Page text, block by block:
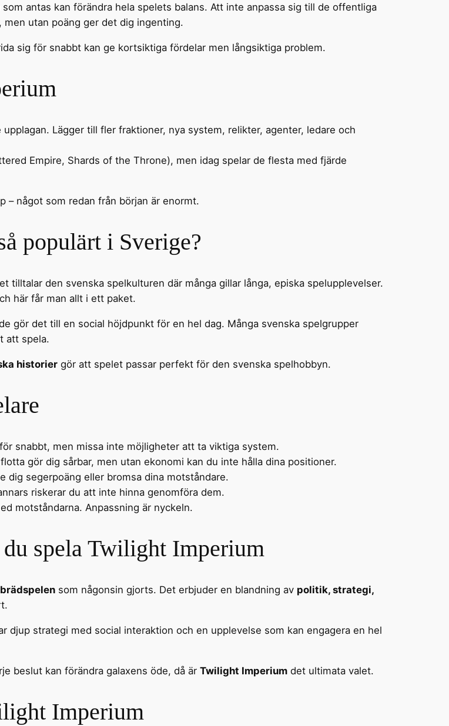
som antas kan förändra hela spelets balans. Att inte anpassa sig till de offentliga
men utan poäng ger det dig ingenting.
sig för snabbt kan ge kortsiktiga fördelar men långsiktiga problem.
Lägger till fler fraktioner, nya system, relikter, agenter, ledare och
Empire, Shards of the Throne), men idag spelar de flesta med fjärde
– något som redan från början är enormt.
populärt i Sverige?
tilltalar den svenska spelkulturen där många gillar långa, episka spelupplevelser.
här får man allt i ett paket.
gör det till en social höjdpunkt för en hel dag. Många svenska spelgrupper
att spela.
historier gör att spelet passar perfekt för den svenska spelhobbyn.
snabbt, men missa inte möjligheter att ta viktiga system.
gör dig sårbar, men utan ekonomi kan du inte hålla dina positioner.
dig segerpoäng eller bromsa dina motståndare.
riskerar du att inte hinna genomföra dem.
motståndarna. Anpassning är nyckeln.
spela Twilight Imperium
brädspelen som någonsin gjorts. Det erbjuder en blandning av politik, strategi,
djup strategi med social interaktion och en upplevelse som kan engagera en hel
beslut kan förändra galaxens öde, då är Twilight Imperium det ultimata valet.
Imperium